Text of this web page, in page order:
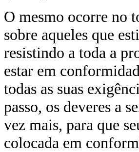
O mesmo ocorre no
sobre aqueles que
resistindo a toda a
estar em
todas as suas
passo, os deveres a
vez mais, para que
colocada em